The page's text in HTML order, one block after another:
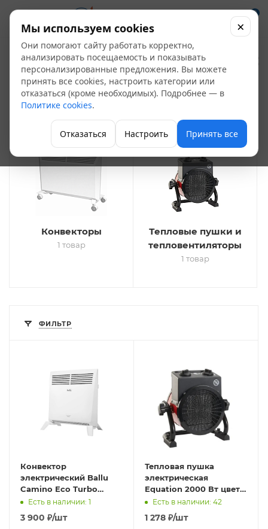
0
Электрические
обогреватели
2
Отопление
Конвекторы
1 товар
Тепловые пушки и
тепловентиляторы
1 товар
ФИЛЬТР
Конвектор
электрический Ballu
Camino Eco Turbo
BEC/EMT-1000 +
Кронштейн CWM-02
Есть в наличии: 1
3 900 ₽/шт
Тепловая пушка
электрическая
Equation 2000 Вт цвет
красный
Есть в наличии: 42
1 278 ₽/шт
Мы используем cookies
Они помогают сайту работать корректно,
анализировать посещаемость и показывать
персонализированные предложения. Вы можете
принять все cookies, настроить категории или
отказаться (кроме необходимых). Подробнее — в
Политике cookies.
Отказаться Настроить Принять все
×